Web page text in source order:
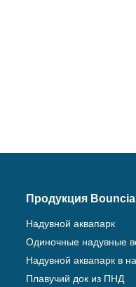
Продукция Bouncia
Надувной аквапарк
Одиночные надувные
Надувной аквапарк в
Плавучий док из ПНД